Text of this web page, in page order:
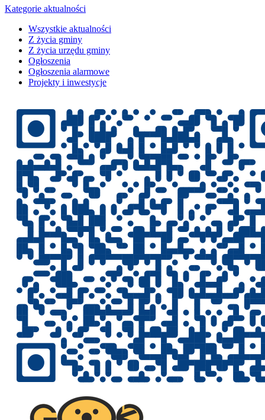
Kategorie aktualności
Wszystkie aktualności
Z życia gminy
Z życia urzędu gminy
Ogłoszenia
Ogłoszenia alarmowe
Projekty i inwestycje